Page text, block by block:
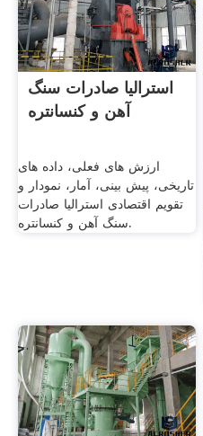
استرالیا صادرات سنگ
آهن و کنسانتره
ارزش های فعلی، داده های
تاریخی، پیش بینی، آمار، نمودار و
تقویم اقتصادی استرالیا صادرات
سنگ آهن و کنسانتره.